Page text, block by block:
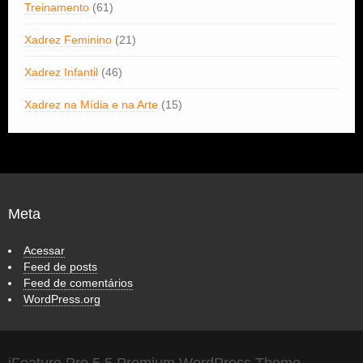
Treinamento (61)
Xadrez Feminino (21)
Xadrez Infantil (46)
Xadrez na Mídia e na Arte (15)
Meta
Acessar
Feed de posts
Feed de comentários
WordPress.org